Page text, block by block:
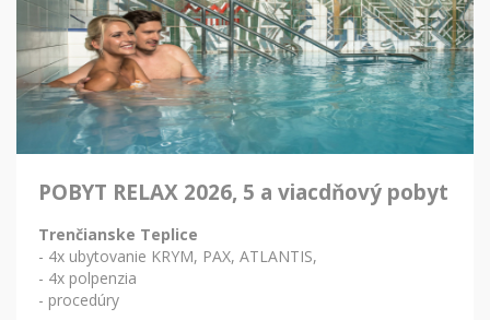
POBYT RELAX 2026, 5 a viacdňový pobyt
Trenčianske Teplice
- 4x ubytovanie KRYM, PAX, ATLANTIS,
- 4x polpenzia
- procedúry